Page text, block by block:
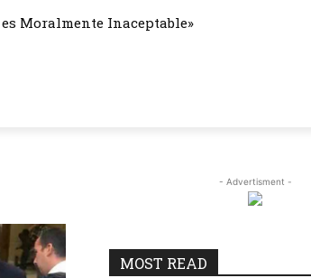
Moralmente Inaceptable»
- Advertisment -
MOST READ